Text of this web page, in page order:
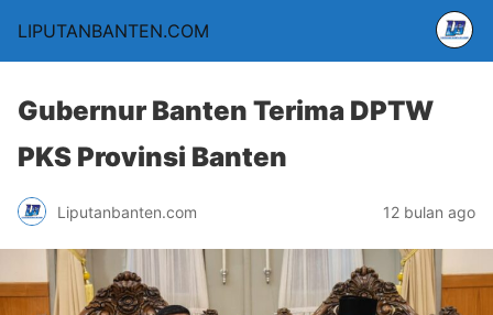
LIPUTANBANTEN.COM
Gubernur Banten Terima DPTW
PKS Provinsi Banten
Liputanbanten.com 12 bulan ago